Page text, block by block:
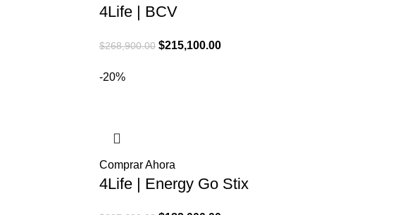
4Life | BCV
$268,900.00 El
$215,100.00El
-20%
Comprar Ahora
4Life | Energy Go Stix